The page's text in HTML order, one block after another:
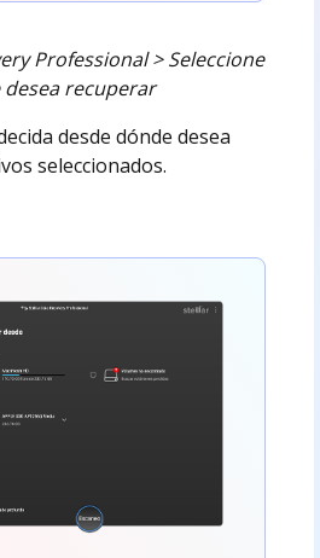
Professional > Seleccione
desea recuperar
desde dónde desea
seleccionados.